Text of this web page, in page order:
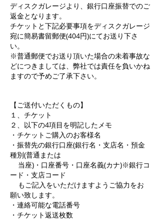
ディスクガレージより、銀行口座振替でのご
返金となります。
チケットと下記必要事項をディスクガレージ
宛に簡易書留郵便(404円)にてお送り下さ
い。
※普通郵便でお送り頂いた場合の未着事故な
どにつきましては、弊社では責任を負いかね
ますので予めご了承下さい。
【ご送付いただくもの】
１、チケット
２、以下の4項目を明記したメモ
・チケットご購入のお客様名
・振替先の銀行口座(銀行名・支店名・預金
種別(普通または
当座)・口座番号・口座名義(カナ)※銀行コ
ード・支店コード
もご記入をいただけますようご協力をお
願い致します。
・連絡可能な電話番号
・チケット返送枚数